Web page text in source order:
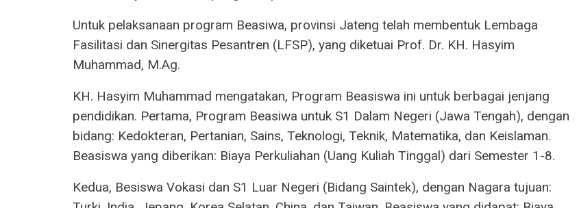
Untuk pelaksanaan program Beasiwa, provinsi Jateng telah membentuk Lembaga
Fasilitasi dan Sinergitas Pesantren (LFSP), yang diketuai Prof. Dr. KH. Hasyim
Muhammad, M.Ag.
KH. Hasyim Muhammad mengatakan, Program Beasiswa ini untuk berbagai jenjang
pendidikan. Pertama, Program Beasiwa untuk S1 Dalam Negeri (Jawa Tengah), dengan
bidang: Kedokteran, Pertanian, Sains, Teknologi, Teknik, Matematika, dan Keislaman.
Beasiswa yang diberikan: Biaya Perkuliahan (Uang Kuliah Tinggal) dari Semester 1-8.
Kedua, Besiswa Vokasi dan S1 Luar Negeri (Bidang Saintek), dengan Nagara tujuan: